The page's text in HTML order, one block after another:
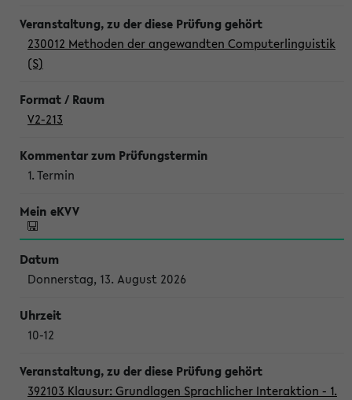
230012 Methoden der angewandten Computerlinguistik
(S)
V2-213
1. Termin
Donnerstag, 13. August 2026
10-12
392103 Klausur: Grundlagen Sprachlicher Interaktion - 1.